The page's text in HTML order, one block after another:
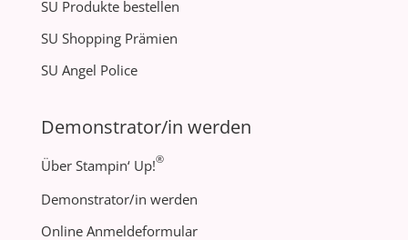
SU Produkte bestellen
SU Shopping Prämien
SU Angel Police
Demonstrator/in werden
Über Stampin‘ Up!®
Demonstrator/in werden
Online Anmeldeformular